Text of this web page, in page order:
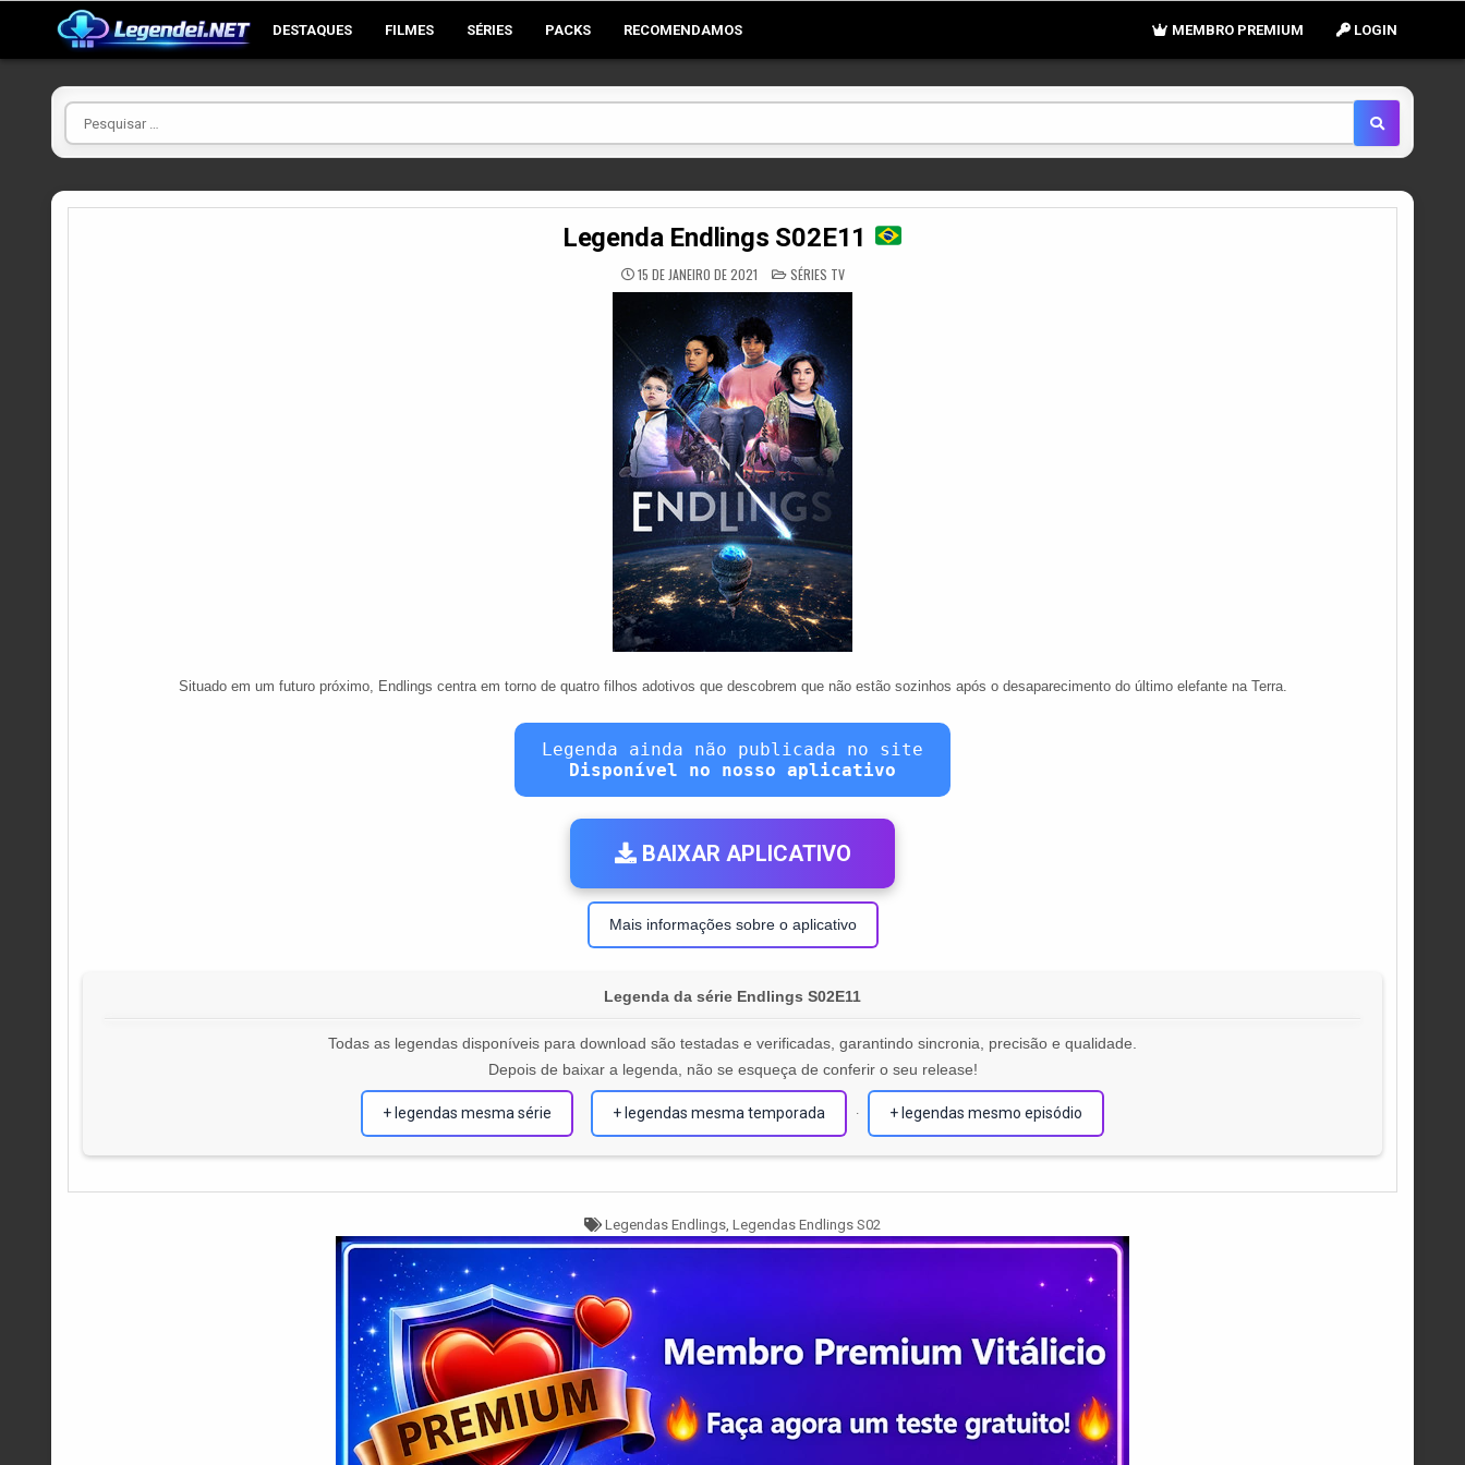
DESTAQUES FILMES SÉRIES PACKS RECOMENDAMOS LOGIN
MEMBRO PREMIUM
Pesquisar
por
Legenda Endlings S02E11
15 DE JANEIRO DE 2021 POSTED
IN
SÉRIES TV
Situado em um futuro próximo, Endlings centra em torno de quatro filhos adotivos que descobrem que não estão sozinhos após o desaparecimento do último elefante na Terra.
Legenda ainda não publicada no site
Disponível no nosso aplicativo
BAIXAR APLICATIVO
Mais informações sobre o aplicativo
Legenda da série Endlings S02E11
Todas as legendas disponíveis para download são testadas e verificadas, garantindo sincronia, precisão e qualidade.
Depois de baixar a legenda, não se esqueça de conferir o seu release!
+ legendas mesma série + legendas mesma temporada · + legendas mesmo episódio
Tagged
Legendas Endlings Legendas Endlings S02